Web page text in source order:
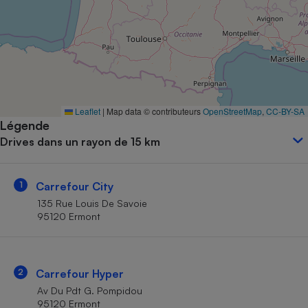
Leaflet | Map data © contributeursOpenStreetMap CC-BY-SA
Légende
Drives dans un rayon de 15 km
1 Carrefour City
135 Rue Louis De Savoie
95120 Ermont
2 Carrefour Hyper
Av Du Pdt G. Pompidou
95120 Ermont
Complément
alimentaire
Assurance emprunteur
Petit électroménager -
Mutuelle